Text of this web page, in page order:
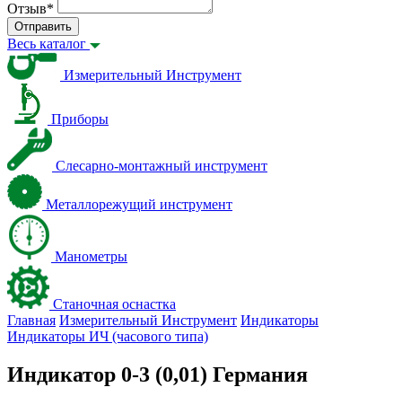
Отзыв*
Отправить
Весь каталог
Измерительный Инструмент
Приборы
Слесарно-монтажный инструмент
Металлорежущий инструмент
Манометры
Станочная оснастка
Главная Измерительный Инструмент Индикаторы
Индикаторы ИЧ (часового типа)
Индикатор 0-3 (0,01) Германия